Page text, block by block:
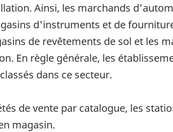
Ainsi, les marchands
d'instruments et de
de revêtements de sol et les
En règle générale, les
dans ce secteur.
de vente par catalogue, les
magasin.